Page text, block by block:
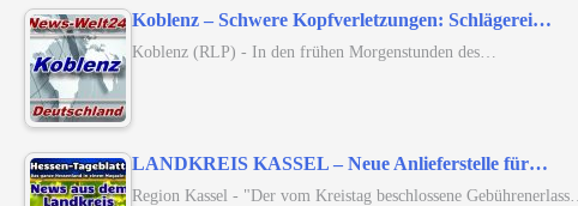
Koblenz – Schwere Kopfverletzungen: Schlägerei…
Koblenz (RLP) - In den frühen Morgenstunden des…
LANDKREIS KASSEL – Neue Anlieferstelle für…
Region Kassel - "Der vom Kreistag beschlossene Gebührenerlass…